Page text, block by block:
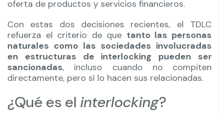
oferta de productos y servicios financieros.
Con estas dos decisiones recientes, el TDLC
refuerza el criterio de que tanto las personas
naturales como las sociedades involucradas
en estructuras de interlocking pueden ser
sancionadas, incluso cuando no compiten
directamente, pero sí lo hacen sus relacionadas.
¿Qué es el interlocking?